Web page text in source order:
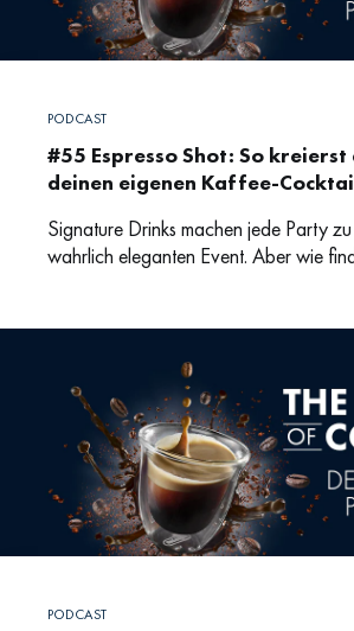
PODCAST
#55 Espresso Shot: So kreierst
deinen eigenen Kaffee-
Signature Drinks machen jede Party zu
wahrlich eleganten Event. Aber wie
PODCAST